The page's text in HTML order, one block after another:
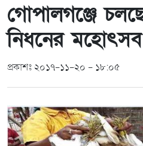
গোপালগঞ্জে
নিধনের
প্রকাশঃ ২০১৭-১১-২০ - ১৮:০৫